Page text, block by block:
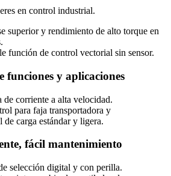
en control industrial.
superior y rendimiento de alto torque en
función de control vectorial sin sensor.
funciones y aplicaciones
corriente a alta velocidad.
para faja transportadora y
de carga estándar y ligera.
fácil mantenimiento
selección digital y con perilla.